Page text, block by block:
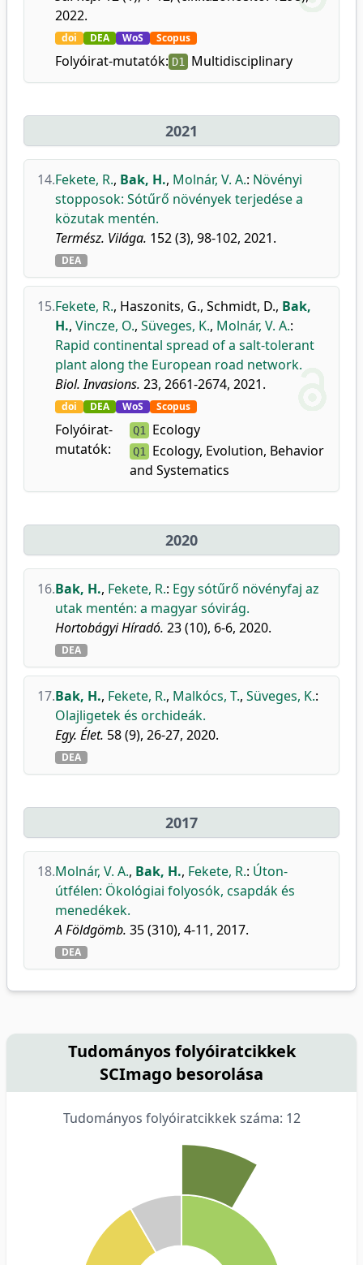
2022.
doi DEA WoS Scopus
Folyóirat-mutatók: D1 Multidisciplinary
2021
14.Fekete, R., Bak, H., Molnár, V. A.: Növényi
stopposok: Sótűrő növények terjedése a
közutak mentén.
Termész. Világa. 152 (3), 98-102, 2021.
DEA
15.Fekete, R., Haszonits, G., Schmidt, D., Bak,
H., Vincze, O., Süveges, K., Molnár, V. A.:
Rapid continental spread of a salt-tolerant
plant along the European road network.
Biol. Invasions. 23, 2661-2674, 2021.
doi DEA WoS Scopus
Folyóirat-
mutatók:
Q1 Ecology
Q1
Ecology, Evolution, Behavior
and Systematics
2020
16.Bak, H., Fekete, R.: Egy sótűrő növényfaj az
utak mentén: a magyar sóvirág.
Hortobágyi Híradó. 23 (10), 6-6, 2020.
DEA
17.Bak, H., Fekete, R., Malkócs, T., Süveges, K.:
Olajligetek és orchideák.
Egy. Élet. 58 (9), 26-27, 2020.
DEA
2017
18.Molnár, V. A., Bak, H., Fekete, R.: Úton-
útfélen: Ökológiai folyosók, csapdák és
menedékek.
A Földgömb. 35 (310), 4-11, 2017.
DEA
Tudományos folyóiratcikkek
SCImago besorolása
Tudományos folyóiratcikkek száma: 12